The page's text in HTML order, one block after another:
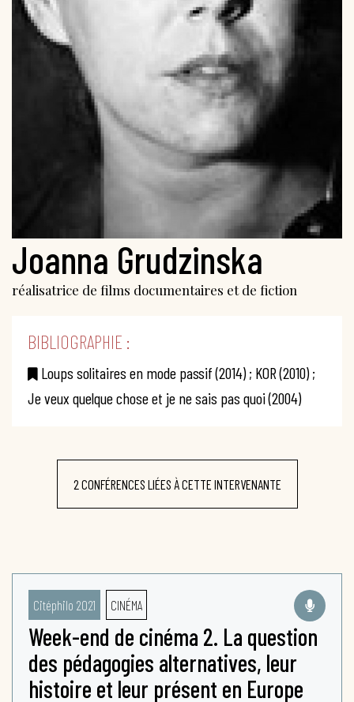
Joanna Grudzinska
réalisatrice de films documentaires et de fiction
BIBLIOGRAPHIE :
Loups solitaires en mode passif (2014) ; KOR (2010) ;
Je veux quelque chose et je ne sais pas quoi (2004)
2 CONFÉRENCES LIÉES À CETTE INTERVENANTE
Citéphilo 2021 CINÉMA
Week-end de cinéma 2. La question
des pédagogies alternatives, leur
histoire et leur présent en Europe